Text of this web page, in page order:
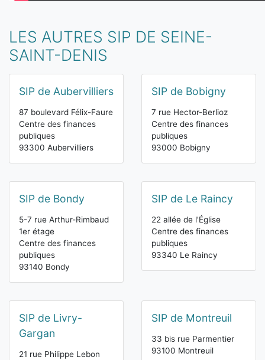
LES AUTRES SIP DE SEINE-
SAINT-DENIS
SIP de Aubervilliers
87 boulevard Félix-Faure
Centre des finances
publiques
93300 Aubervilliers
SIP de Bobigny
7 rue Hector-Berlioz
Centre des finances
publiques
93000 Bobigny
SIP de Bondy
5-7 rue Arthur-Rimbaud
1er étage
Centre des finances
publiques
93140 Bondy
SIP de Le Raincy
22 allée de l'Église
Centre des finances
publiques
93340 Le Raincy
SIP de Livry-
Gargan
21 rue Philippe Lebon
SIP de Montreuil
33 bis rue Parmentier
93100 Montreuil